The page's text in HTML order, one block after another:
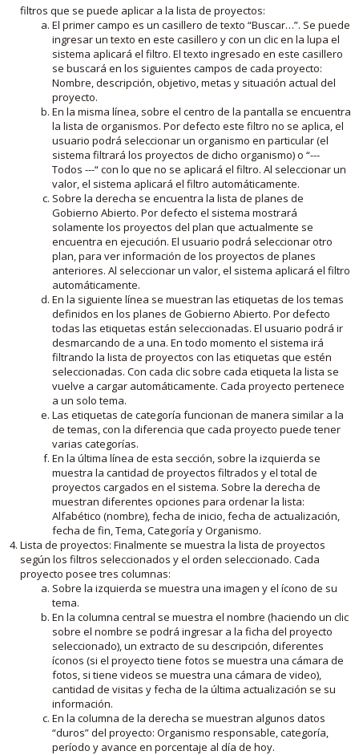
filtros que se puede aplicar a la lista de proyectos:
El primer campo es un casillero de texto “Buscar…”. Se puede
ingresar un texto en este casillero y con un clic en la lupa el
sistema aplicará el filtro. El texto ingresado en este casillero
se buscará en los siguientes campos de cada proyecto:
Nombre, descripción, objetivo, metas y situación actual del
proyecto.
En la misma línea, sobre el centro de la pantalla se encuentra
la lista de organismos. Por defecto este filtro no se aplica, el
usuario podrá seleccionar un organismo en particular (el
sistema filtrará los proyectos de dicho organismo) o “---
Todos ---“ con lo que no se aplicará el filtro. Al seleccionar un
valor, el sistema aplicará el filtro automáticamente.
Sobre la derecha se encuentra la lista de planes de
Gobierno Abierto. Por defecto el sistema mostrará
solamente los proyectos del plan que actualmente se
encuentra en ejecución. El usuario podrá seleccionar otro
plan, para ver información de los proyectos de planes
anteriores. Al seleccionar un valor, el sistema aplicará el filtro
automáticamente.
En la siguiente línea se muestran las etiquetas de los temas
definidos en los planes de Gobierno Abierto. Por defecto
todas las etiquetas están seleccionadas. El usuario podrá ir
desmarcando de a una. En todo momento el sistema irá
filtrando la lista de proyectos con las etiquetas que estén
seleccionadas. Con cada clic sobre cada etiqueta la lista se
vuelve a cargar automáticamente. Cada proyecto pertenece
a un solo tema.
Las etiquetas de categoría funcionan de manera similar a la
de temas, con la diferencia que cada proyecto puede tener
varias categorías.
En la última línea de esta sección, sobre la izquierda se
muestra la cantidad de proyectos filtrados y el total de
proyectos cargados en el sistema. Sobre la derecha de
muestran diferentes opciones para ordenar la lista:
Alfabético (nombre), fecha de inicio, fecha de actualización,
fecha de fin, Tema, Categoría y Organismo.
Lista de proyectos: Finalmente se muestra la lista de proyectos
según los filtros seleccionados y el orden seleccionado. Cada
proyecto posee tres columnas:
Sobre la izquierda se muestra una imagen y el ícono de su
tema.
En la columna central se muestra el nombre (haciendo un clic
sobre el nombre se podrá ingresar a la ficha del proyecto
seleccionado), un extracto de su descripción, diferentes
íconos (si el proyecto tiene fotos se muestra una cámara de
fotos, si tiene videos se muestra una cámara de video),
cantidad de visitas y fecha de la última actualización se su
información.
En la columna de la derecha se muestran algunos datos
“duros” del proyecto: Organismo responsable, categoría,
período y avance en porcentaje al día de hoy.